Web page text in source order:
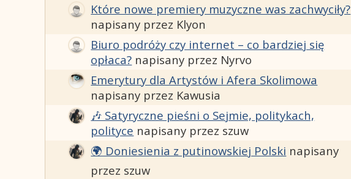
Które nowe premiery muzyczne was zachwyciły?
napisany przez Klyon
Biuro podróży czy internet – co bardziej się
opłaca? napisany przez Nyrvo
Emerytury dla Artystów i Afera Skolimowa
napisany przez Kawusia
🎶 Satyryczne pieśni o Sejmie, politykach,
polityce napisany przez szuw
🌍 Doniesienia z putinowskiej Polski napisany
przez szuw